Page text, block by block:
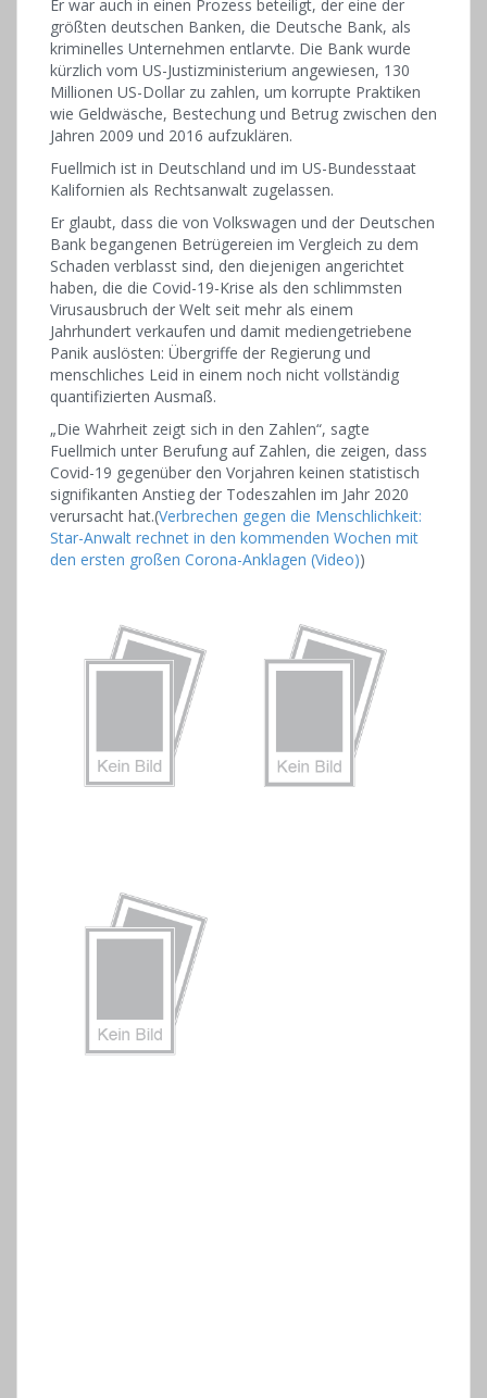
Er war auch in einen Prozess beteiligt, der eine der
größten deutschen Banken, die Deutsche Bank, als
kriminelles Unternehmen entlarvte. Die Bank wurde
kürzlich vom US-Justizministerium angewiesen, 130
Millionen US-Dollar zu zahlen, um korrupte Praktiken
wie Geldwäsche, Bestechung und Betrug zwischen den
Jahren 2009 und 2016 aufzuklären.
Fuellmich ist in Deutschland und im US-Bundesstaat
Kalifornien als Rechtsanwalt zugelassen.
Er glaubt, dass die von Volkswagen und der Deutschen
Bank begangenen Betrügereien im Vergleich zu dem
Schaden verblasst sind, den diejenigen angerichtet
haben, die die Covid-19-Krise als den schlimmsten
Virusausbruch der Welt seit mehr als einem
Jahrhundert verkaufen und damit mediengetriebene
Panik auslösten: Übergriffe der Regierung und
menschliches Leid in einem noch nicht vollständig
quantifizierten Ausmaß.
„Die Wahrheit zeigt sich in den Zahlen“, sagte
Fuellmich unter Berufung auf Zahlen, die zeigen, dass
Covid-19 gegenüber den Vorjahren keinen statistisch
signifikanten Anstieg der Todeszahlen im Jahr 2020
verursacht hat.(Verbrechen gegen die Menschlichkeit:
Star-Anwalt rechnet in den kommenden Wochen mit
den ersten großen Corona-Anklagen (Video))